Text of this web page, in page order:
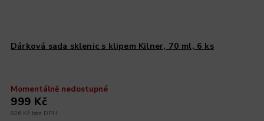
Dárková sada sklenic s klipem Kilner, 70 ml, 6 ks
Momentálně nedostupné
826 Kč bez DPH
999 Kč